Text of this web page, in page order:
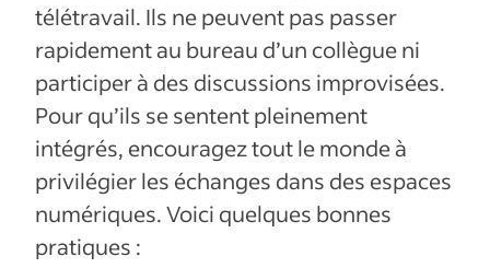
télétravail. Ils ne peuvent pas passer
rapidement au bureau d’un collègue ni
participer à des discussions improvisées.
Pour qu’ils se sentent pleinement
intégrés, encouragez tout le monde à
privilégier les échanges dans des espaces
numériques. Voici quelques bonnes
pratiques :